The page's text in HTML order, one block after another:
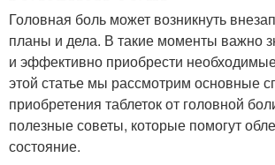
Головная боль может возникнуть
планы и дела. В такие моменты важно
и эффективно приобрести
этой статье мы рассмотрим основные
приобретения таблеток от головной
полезные советы, которые помогут
состояние.